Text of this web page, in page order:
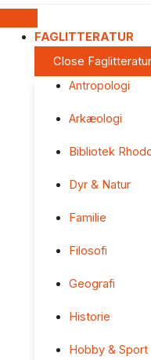
FAGLITTERATUR
Close Faglitteratur
Antropologi
Arkæologi
Bibliotek
Dyr & Natur
Familie
Filosofi
Geografi
Historie
Hobby & Sport